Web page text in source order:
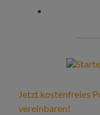
Jetzt kostenfreies
vereinbaren!